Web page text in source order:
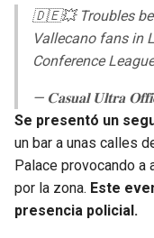
🇩🇪💥 Troubles
Vallecano fans in
Conference
— 𝐂𝐚𝐬𝐮𝐚𝐥 𝐔𝐥𝐭𝐫𝐚
Se presentó un
un bar a unas calles
Palace provocando
por la zona. Este
presencia policial.